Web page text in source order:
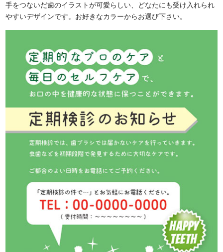
手をつないだ歯のイラストが可愛らしい、どなたにも受け入れられ
やすいデザインです。お好きなカラーからお選び下さい。